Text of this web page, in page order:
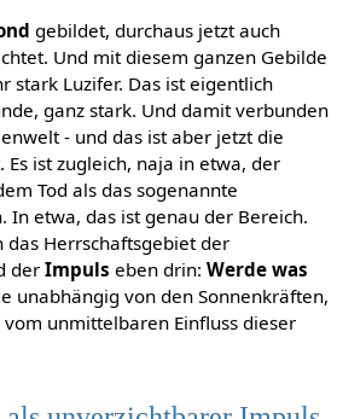
gebildet, durchaus jetzt auch
Und mit diesem ganzen Gebilde
stark Luzifer. Das ist eigentlich
ganz stark. Und damit verbunden
- und das ist aber jetzt die
Es ist zugleich, naja in etwa, der
Tod als das sogenannte
In etwa, das ist genau der Bereich.
das Herrschaftsgebiet der
der Impuls eben drin: Werde was
unabhängig von den Sonnenkräften,
unmittelbaren Einfluss dieser